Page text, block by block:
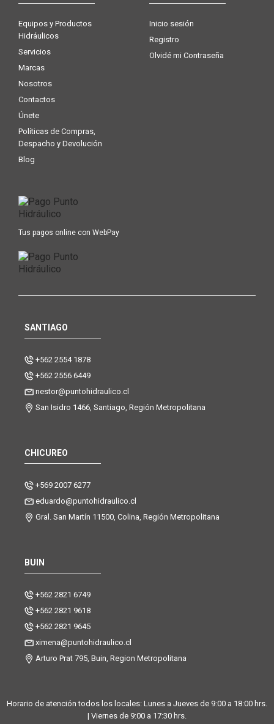
Equipos y Productos
Hidráulicos
Servicios
Marcas
Nosotros
Contactos
Únete
Políticas de Compras,
Despacho y Devolución
Blog
Inicio sesión
Registro
Olvidé mi Contraseña
Tus pagos online con WebPay
SANTIAGO
+562 2554 1878
+562 2556 6449
nestor@puntohidraulico.cl
San Isidro 1466, Santiago, Región Metropolitana
CHICUREO
+569 2007 6277
eduardo@puntohidraulico.cl
Gral. San Martín 11500, Colina, Región Metropolitana
BUIN
+562 2821 6749
+562 2821 9618
+562 2821 9645
ximena@puntohidraulico.cl
Arturo Prat 795, Buin, Region Metropolitana
Horario de atención todos los locales: Lunes a Jueves de 9:00 a 18:00 hrs.
| Viernes de 9:00 a 17:30 hrs.